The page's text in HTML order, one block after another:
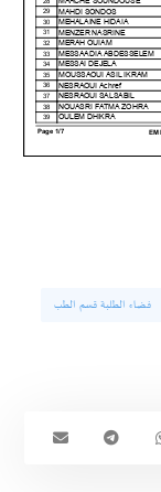
فضاء الطلبة قسم الطب